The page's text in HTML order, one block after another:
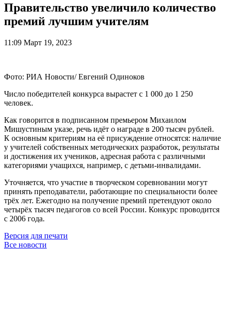
Правительство увеличило количество
премий лучшим учителям
11:09 Март 19, 2023
Фото: РИА Новости/ Евгений Одиноков
Число победителей конкурса вырастет с 1 000 до 1 250
человек.
Как говорится в подписанном премьером Михаилом
Мишустиным указе, речь идёт о награде в 200 тысяч рублей.
К основным критериям на её присуждение относятся: наличие
у учителей собственных методических разработок, результаты
и достижения их учеников, адресная работа с различными
категориями учащихся, например, с детьми-инвалидами.
Уточняется, что участие в творческом соревновании могут
принять преподаватели, работающие по специальности более
трёх лет. Ежегодно на получение премий претендуют около
четырёх тысяч педагогов со всей России. Конкурс проводится
с 2006 года.
Версия для печати
Все новости